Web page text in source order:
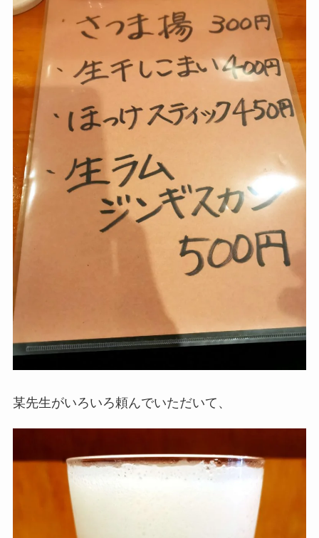
某先生がいろいろ頼んでいただいて、